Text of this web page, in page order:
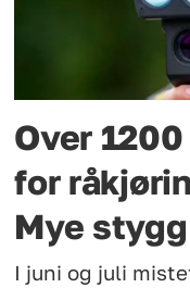
Over
for
Mye
I juni og juli